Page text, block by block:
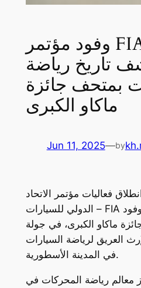
وفود مؤتمر FIA ماكاو 2025
تاريخ رياضة
بمتحف جائزة
ماكاو الكبرى
Jun 11, 2025—by
فعاليات مؤتمر الاتحاد
الدولي للسيارات – FIA ماكاو 2025، توجه الوفود
ماكاو الكبرى، في جولة
العريق لرياضة السيارات
في المدينة الأسطورية.
معالم رياضة المحركات في